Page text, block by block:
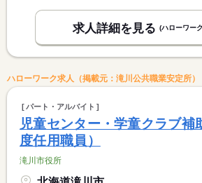
求人詳細を見る (ハローワー
ハローワーク求人（掲載元：滝川公共職業安定所）
パート・アルバイト
児童センター・学童クラブ補
度任用職員）
滝川市役所